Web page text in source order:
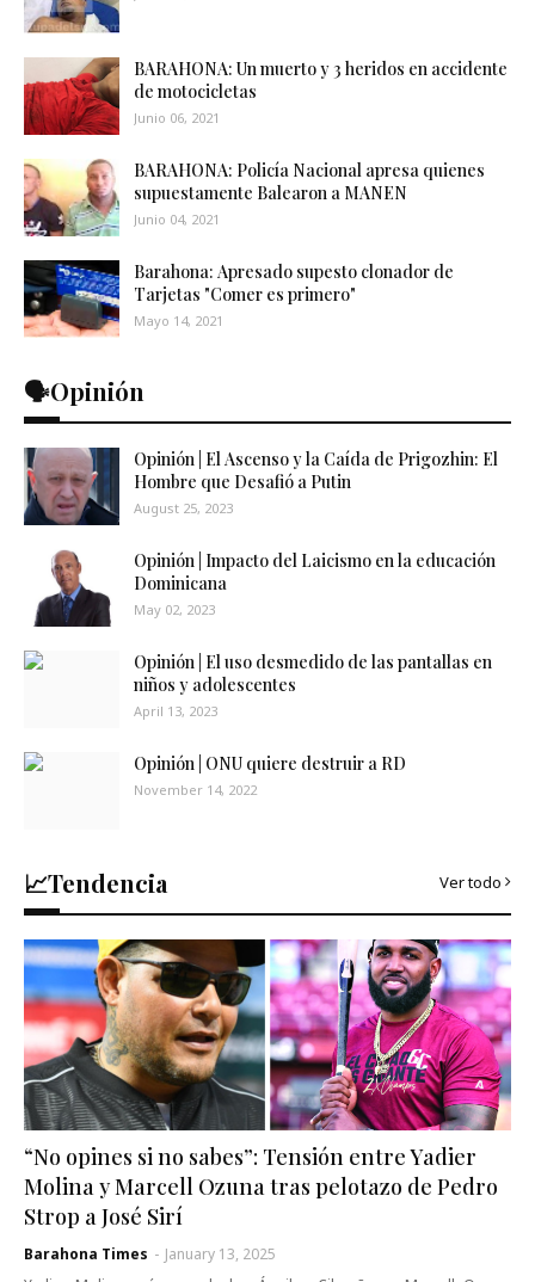
BARAHONA: Un muerto y 3 heridos en accidente
de motocicletas
Junio 06, 2021
BARAHONA: Policía Nacional apresa quienes
supuestamente Balearon a MANEN
Junio 04, 2021
Barahona: Apresado supesto clonador de
Tarjetas "Comer es primero"
Mayo 14, 2021
🗣️Opinión
Opinión | El Ascenso y la Caída de Prigozhin: El
Hombre que Desafió a Putin
August 25, 2023
Opinión | Impacto del Laicismo en la educación
Dominicana
May 02, 2023
Opinión | El uso desmedido de las pantallas en
niños y adolescentes
April 13, 2023
Opinión | ONU quiere destruir a RD
November 14, 2022
📈Tendencia Ver todo
“No opines si no sabes”: Tensión entre Yadier
Molina y Marcell Ozuna tras pelotazo de Pedro
Strop a José Sirí
Barahona Times - January 13, 2025